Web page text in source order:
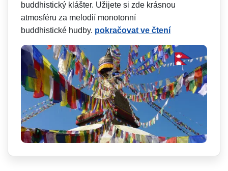
buddhistický klášter. Užijete si zde krásnou
atmosféru za melodií monotonní
buddhistické hudby. pokračovat ve čtení